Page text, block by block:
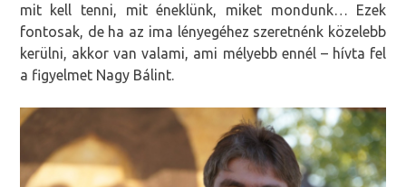
mit kell tenni, mit éneklünk, miket mondunk… Ezek
fontosak, de ha az ima lényegéhez szeretnénk közelebb
kerülni, akkor van valami, ami mélyebb ennél – hívta fel
a figyelmet Nagy Bálint.